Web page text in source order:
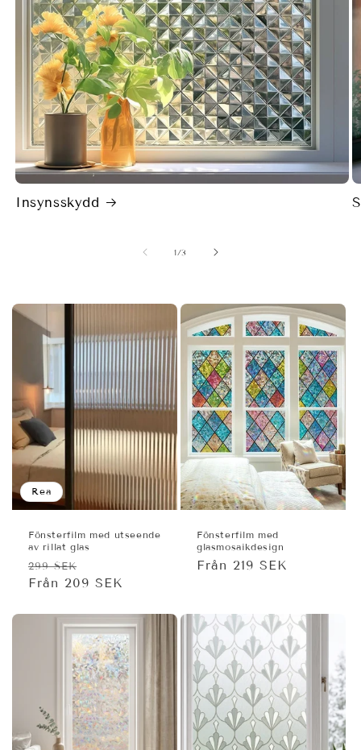
Insynsskydd
1/av3
Rea
Fönsterfilm med utseende
av rillat glas
Ordinarie
pris
299 SEK
Från 209 SEK
Fönsterfilm med
glasmosaikdesign
Ordinarie
Från 219 SEK